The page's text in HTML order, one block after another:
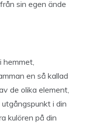
sin egen ände
hemmet,
en så kallad
de olika element,
i din
kulören på din